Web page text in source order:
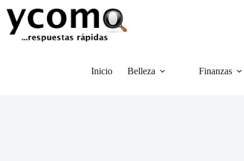
contenido
Inicio Belleza Finanzas